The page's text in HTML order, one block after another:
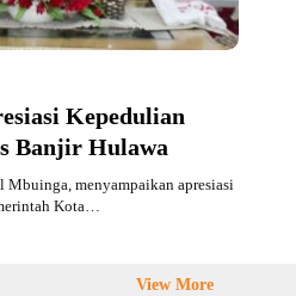
Kepedulian
Banjir Hulawa
menyampaikan apresiasi
Kota…
View More